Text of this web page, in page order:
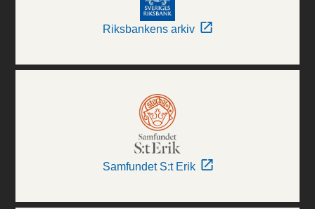
Riksbankens arkiv
Samfundet S:t Erik